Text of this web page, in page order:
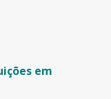
em